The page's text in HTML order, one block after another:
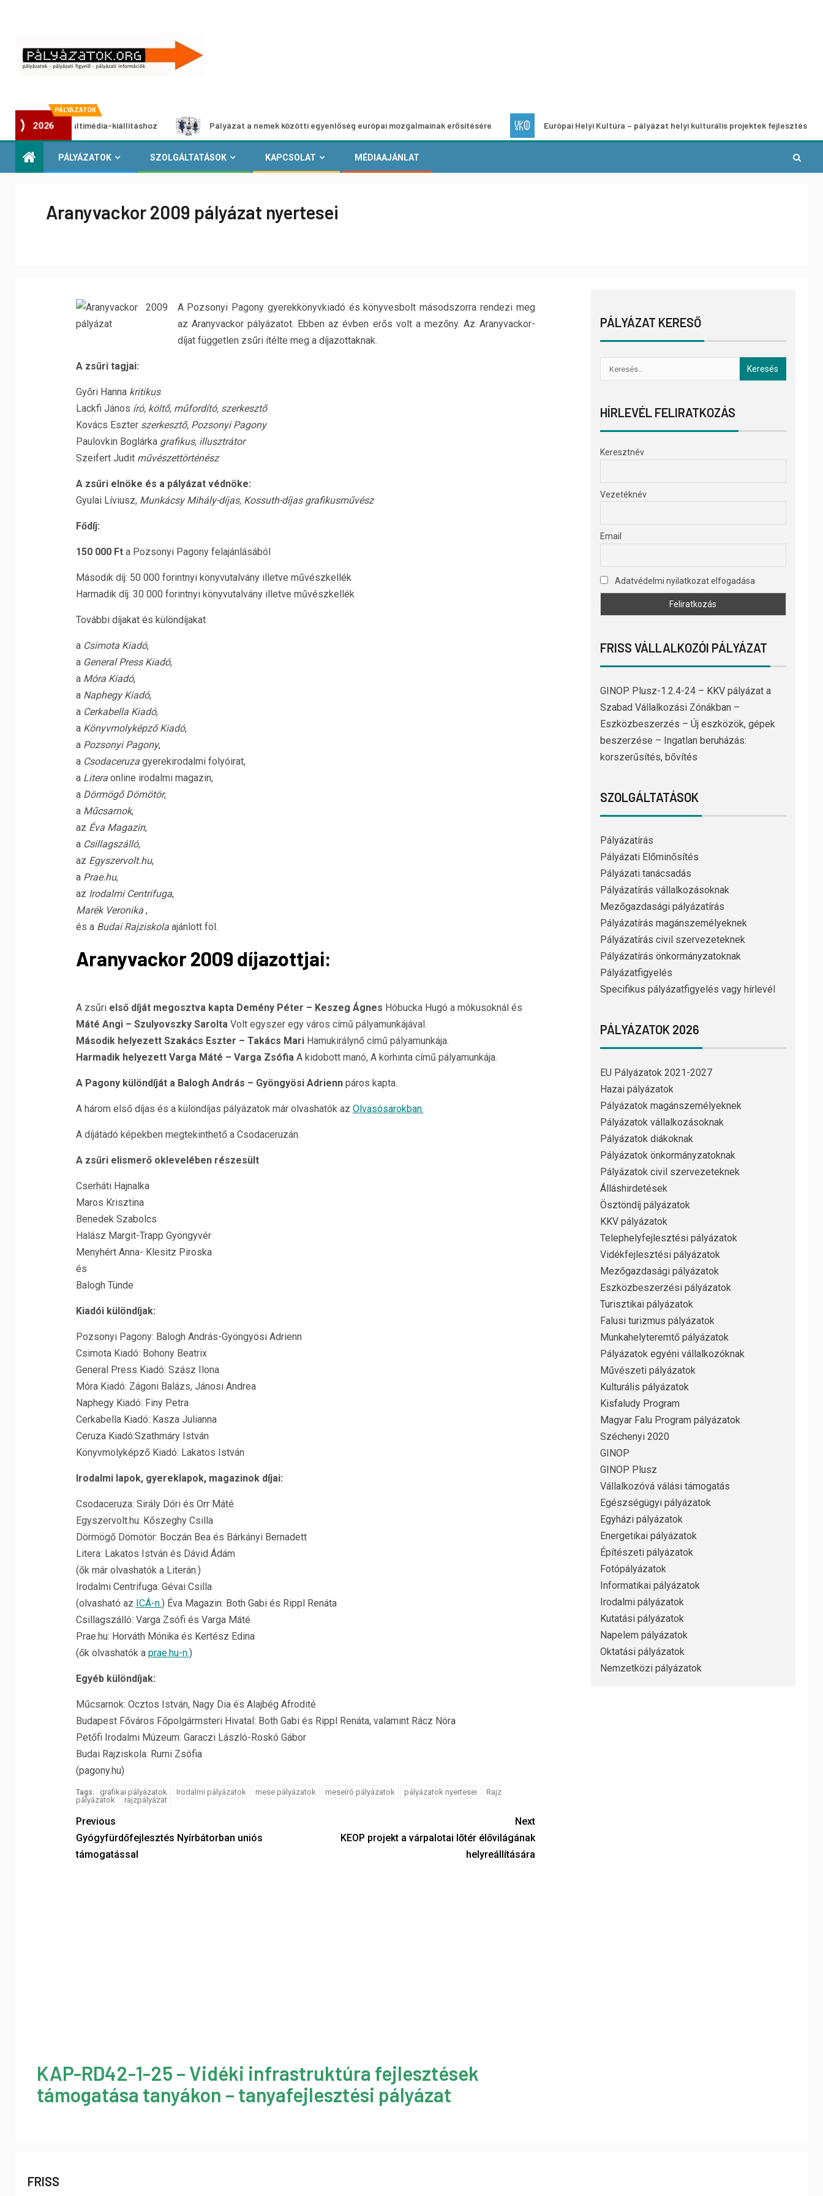
PÁLYÁZATOK
2026
multimédia-kiállításhoz Pályázat a nemek közötti egyenlőség európai mozgalmainak erősítésére Európai Helyi Kultúra – pályázat helyi kulturális projektek fejlesztésére
PÁLYÁZATOK SZOLGÁLTATÁSOK KAPCSOLAT MÉDIAAJÁNLAT
Aranyvackor 2009 pályázat nyertesei
A Pozsonyi Pagony gyerekkönyvkiadó és könyvesbolt másodszorra rendezi meg
az Aranyvackor pályázatot. Ebben az évben erős volt a mezőny. Az Aranyvackor-
díjat független zsűri ítélte meg a díjazottaknak.
A zsűri tagjai:
Győri Hanna kritikus
Lackfi János író, költő, műfordító, szerkesztő
Kovács Eszter szerkesztő, Pozsonyi Pagony
Paulovkin Boglárka grafikus, illusztrátor
Szeifert Judit művészettörténész
A zsűri elnöke és a pályázat védnöke:
Gyulai Líviusz, Munkácsy Mihály-díjas, Kossuth-díjas grafikusművész
Fődíj:
150 000 Fta Pozsonyi Pagony felajánlásából
Második díj: 50 000 forintnyi könyvutalvány illetve művészkellék
Harmadik díj: 30 000 forintnyi könyvutalvány illetve művészkellék
További díjakat és különdíjakat
a Csimota Kiadó,
a General Press Kiadó,
a Móra Kiadó,
a Naphegy Kiadó,
a Cerkabella Kiadó,
a Könyvmolyképző Kiadó,
a Pozsonyi Pagony,
a Csodaceruzagyerekirodalmi folyóirat,
a Literaonline irodalmi magazin,
a Dörmögő Dömötör,
a Műcsarnok,
az Éva Magazin,
a Csillagszálló,
az Egyszervolt.hu,
a Prae.hu,
az Irodalmi Centrifuga,
Marék Veronika ,
és a Budai Rajziskolaajánlott föl.
Aranyvackor 2009 díjazottjai:
A zsűri első díját megosztva kapta Demény Péter – Keszeg Ágnes Hóbucka Hugó a mókusoknál és
Máté Angi – Szulyovszky Sarolta Volt egyszer egy város című pályamunkájával.
Második helyezett Szakács Eszter – Takács Mari Hamukirálynő című pályamunkája.
Harmadik helyezett Varga Máté – Varga Zsófia A kidobott manó, A körhinta című pályamunkája.
A Pagony különdíját a Balogh András – Gyöngyösi Adrienn páros kapta.
A három első díjas és a különdíjas pályázatok már olvashatók az Olvasósarokban.
A díjátadó képekben megtekinthető a Csodaceruzán.
A zsűri elismerő oklevelében részesült
Cserháti Hajnalka
Maros Krisztina
Benedek Szabolcs
Halász Margit-Trapp Gyöngyvér
Menyhért Anna- Klesitz Piroska
és
Balogh Tünde
Kiadói különdíjak:
Pozsonyi Pagony: Balogh András-Gyöngyösi Adrienn
Csimota Kiadó: Bohony Beatrix
General Press Kiadó: Szász Ilona
Móra Kiadó: Zágoni Balázs, Jánosi Andrea
Naphegy Kiadó: Finy Petra
Cerkabella Kiadó: Kasza Julianna
Ceruza Kiadó:Szathmáry István
Könyvmolyképző Kiadó: Lakatos István
Irodalmi lapok, gyereklapok, magazinok díjai:
Csodaceruza: Sirály Dóri és Orr Máté
Egyszervolt.hu: Kőszeghy Csilla
Dörmögő Dömötör: Boczán Bea és Bárkányi Bernadett
Litera: Lakatos István és Dávid Ádám
(ők már olvashatók a Literán.)
Irodalmi Centrifuga: Gévai Csilla
(olvasható az ICÁ-n.) Éva Magazin: Both Gabi és Rippl Renáta
Csillagszálló: Varga Zsófi és Varga Máté
Prae.hu: Horváth Mónika és Kertész Edina
(ők olvashatók a prae.hu-n.)
Egyéb különdíjak:
Műcsarnok: Ocztos István, Nagy Dia és Alajbég Afrodité
Budapest Főváros Főpolgármsteri Hivatal: Both Gabi és Rippl Renáta, valamint Rácz Nóra
Petőfi Irodalmi Múzeum: Garaczi László-Roskó Gábor
Budai Rajziskola: Rumi Zsófia
(pagony.hu)
Tags: grafikai pályázatok Irodalmi pályázatok mese pályázatok meseíró pályázatok pályázatok nyertesei
Rajz
pályázatok
rajzpályázat
Previous
Gyógyfürdőfejlesztés Nyírbátorban uniós
támogatással
Next
KEOP projekt a várpalotai lőtér élővilágának
helyreállítására
KAP-RD42-1-25 – Vidéki infrastruktúra fejlesztések
támogatása tanyákon – tanyafejlesztési pályázat
PÁLYÁZAT KERESŐ
HÍRLEVÉL FELIRATKOZÁS
Keresztnév
Vezetéknév
Email
Adatvédelmi nyilatkozat elfogadása
FRISS VÁLLALKOZÓI PÁLYÁZAT
GINOP Plusz-1.2.4-24 – KKV pályázat a
Szabad Vállalkozási Zónákban –
Eszközbeszerzés – Új eszközök, gépek
beszerzése – Ingatlan beruházás:
korszerűsítés, bővítés
SZOLGÁLTATÁSOK
Pályázatírás
Pályázati Előminősítés
Pályázati tanácsadás
Pályázatírás vállalkozásoknak
Mezőgazdasági pályázatírás
Pályázatírás magánszemélyeknek
Pályázatírás civil szervezeteknek
Pályázatírás önkormányzatoknak
Pályázatfigyelés
Specifikus pályázatfigyelés vagy hírlevél
PÁLYÁZATOK 2026
EU Pályázatok 2021-2027
Hazai pályázatok
Pályázatok magánszemélyeknek
Pályázatok vállalkozásoknak
Pályázatok diákoknak
Pályázatok önkormányzatoknak
Pályázatok civil szervezeteknek
Álláshirdetések
Ösztöndíj pályázatok
KKV pályázatok
Telephelyfejlesztési pályázatok
Vidékfejlesztési pályázatok
Mezőgazdasági pályázatok
Eszközbeszerzési pályázatok
Turisztikai pályázatok
Falusi turizmus pályázatok
Munkahelyteremtő pályázatok
Pályázatok egyéni vállalkozóknak
Művészeti pályázatok
Kulturális pályázatok
Kisfaludy Program
Magyar Falu Program pályázatok
Széchenyi 2020
GINOP
GINOP Plusz
Vállalkozóvá válási támogatás
Egészségügyi pályázatok
Egyházi pályázatok
Energetikai pályázatok
Építészeti pályázatok
Fotópályázatok
Informatikai pályázatok
Irodalmi pályázatok
Kutatási pályázatok
Napelem pályázatok
Oktatási pályázatok
Nemzetközi pályázatok
FRISS